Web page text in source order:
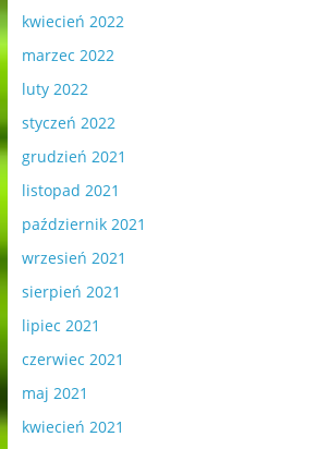
kwiecień 2022
marzec 2022
luty 2022
styczeń 2022
grudzień 2021
listopad 2021
październik 2021
wrzesień 2021
sierpień 2021
lipiec 2021
czerwiec 2021
maj 2021
kwiecień 2021